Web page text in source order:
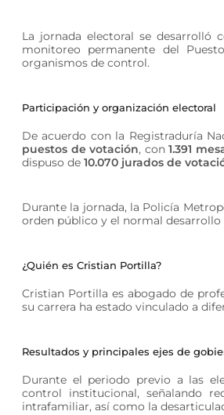
La jornada electoral se desarrolló
monitoreo permanente del
organismos de control.
Participación y organización electoral
De acuerdo con la Registraduría
puestos de votación, con1.391
dispuso de10.070 jurados de
Durante la jornada, la Policía
orden público y el normal desarrollo
¿Quién es Cristian Portilla?
Cristian Portilla es abogado de
su carrera ha estado vinculado a
Resultados y principales ejes de
Durante el periodo previo a las
control institucional, señalando
intrafamiliar, así como la